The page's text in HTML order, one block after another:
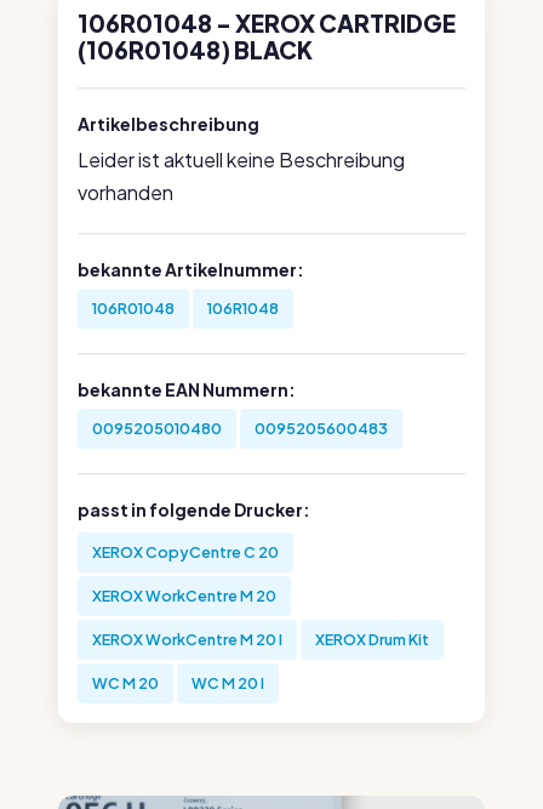
106R01048 - XEROX CARTRIDGE
(106R01048) BLACK
Artikelbeschreibung
Leider ist aktuell keine Beschreibung
vorhanden
bekannte Artikelnummer:
106R01048 106R1048
bekannte EAN Nummern:
0095205010480 0095205600483
passt in folgende Drucker:
XEROX CopyCentre C 20
XEROX WorkCentre M 20
XEROX WorkCentre M 20 I XEROX Drum Kit
WC M 20 WC M 20 I